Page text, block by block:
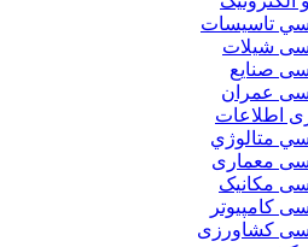
تاسيسات
شیلات
صنایع
عمران
اطلاعات
متالوژي
معماری
مکانیک
کامپیوتر
کشاورزی